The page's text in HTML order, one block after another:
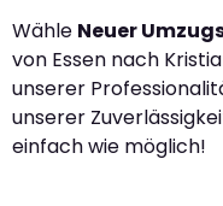
Wähle Neuer
von Essen nach
unserer
unserer
einfach wie möglich!